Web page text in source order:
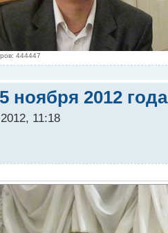
444447
ноября 2012 года
11:18